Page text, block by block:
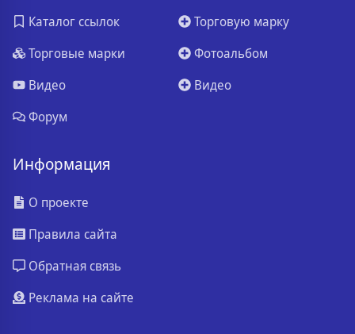
Каталог ссылок
Торговые марки
Видео
Форум
Торговую марку
Фотоальбом
Видео
Информация
О проекте
Правила сайта
Обратная связь
Реклама на сайте